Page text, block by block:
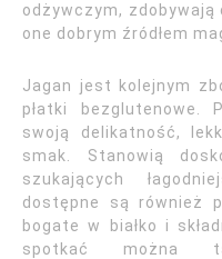
odżywczym,
one dobrym źródłem
Jagan jest kolejnym
płatki bezglutenowe.
swoją delikatność,
smak. Stanowią
szukających
dostępne są również
bogate w białko i
spotkać można